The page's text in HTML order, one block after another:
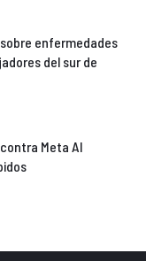
enfermedades
del sur de
Meta AI